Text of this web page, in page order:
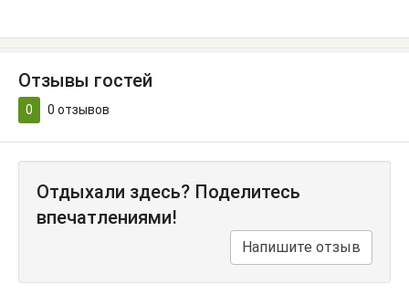
Отзывы гостей
0 0 отзывов
Отдыхали здесь? Поделитесь
впечатлениями!
Напишите отзыв